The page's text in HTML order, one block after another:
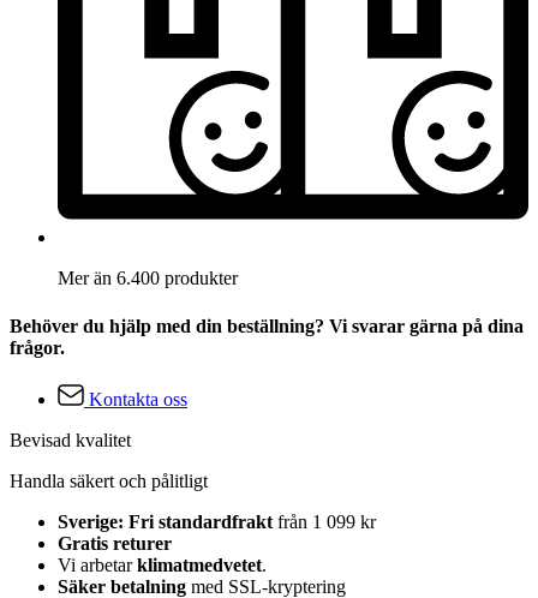
Mer än 6.400 produkter
Behöver du hjälp med din beställning? Vi svarar gärna på dina
frågor.
Kontakta oss
Bevisad kvalitet
Handla säkert och pålitligt
Sverige: Fri standardfrakt från 1 099 kr
Gratis returer
Vi arbetarklimatmedvetet.
Säker betalning med SSL-kryptering